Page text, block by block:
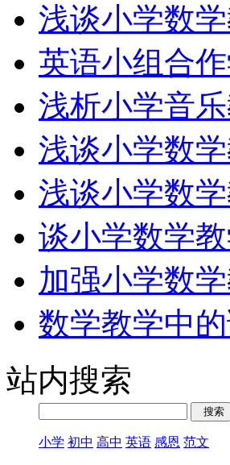
浅谈小学数
英语小组合
浅析小学音
浅谈小学数
浅谈小学数
谈小学数学
加强小学数
数学教学中
站内搜索
小学 初中 高中 英语 感恩 范文